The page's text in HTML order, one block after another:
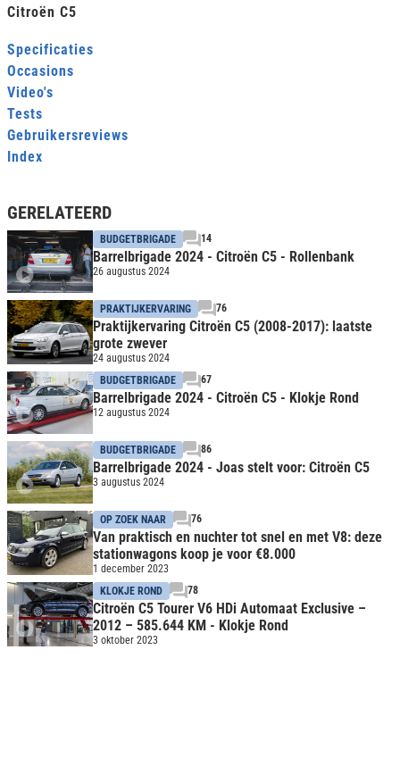
Citroën C5
Specificaties
Occasions
Video's
Tests
Gebruikersreviews
Index
GERELATEERD
BUDGETBRIGADE 14
Barrelbrigade 2024 - Citroën C5 - Rollenbank
26 augustus 2024
PRAKTIJKERVARING 76
Praktijkervaring Citroën C5 (2008-2017): laatste
grote zwever
24 augustus 2024
BUDGETBRIGADE
67
Barrelbrigade 2024 - Citroën C5 - Klokje Rond
12 augustus 2024
BUDGETBRIGADE 86
Barrelbrigade 2024 - Joas stelt voor: Citroën C5
3 augustus 2024
OP ZOEK NAAR 76
Van praktisch en nuchter tot snel en met V8: deze
stationwagons koop je voor €8.000
1 december 2023
KLOKJE ROND
78
Citroën C5 Tourer V6 HDi Automaat Exclusive –
2012 – 585.644 KM - Klokje Rond
3 oktober 2023